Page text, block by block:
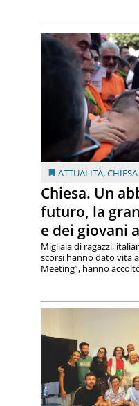
ATTUALITÀ,CHIESA
Chiesa. Un
futuro, la
e dei giovani
Migliaia di ragazzi,
scorsi hanno dato vita
Meeting”, hanno